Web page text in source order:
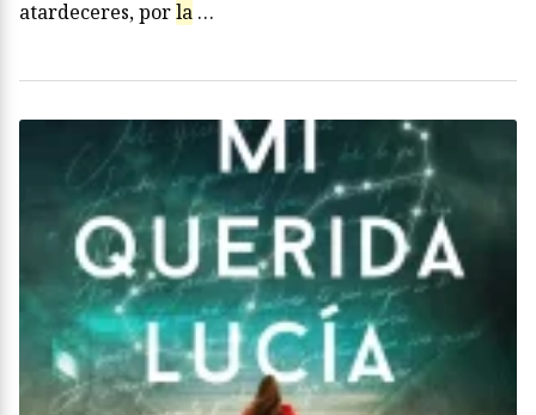
atardeceres, porla …